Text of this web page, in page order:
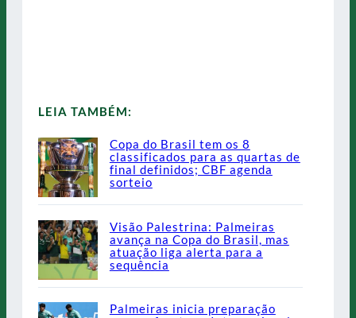
LEIA TAMBÉM:
Copa do Brasil tem os 8
classificados para as quartas de
final definidos; CBF agenda
sorteio
Visão Palestrina: Palmeiras
avança na Copa do Brasil, mas
atuação liga alerta para a
sequência
Palmeiras inicia preparação